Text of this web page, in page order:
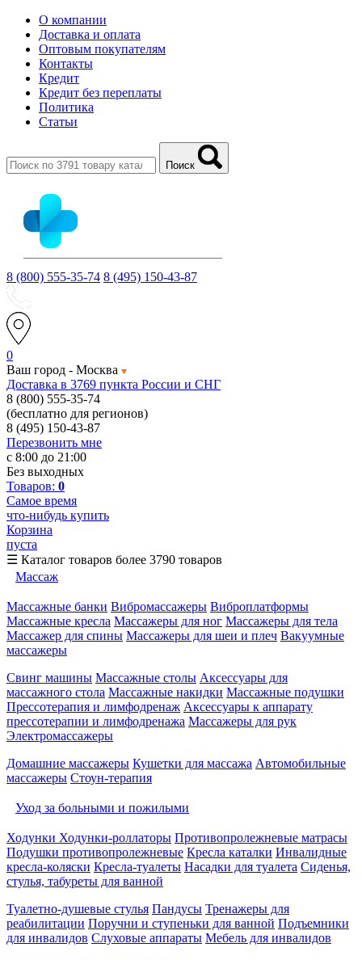
О компании
Доставка и оплата
Оптовым покупателям
Контакты
Кредит
Кредит без переплаты
Политика
Статьи
Поиск
8 (800) 555-35-74 8 (495) 150-43-87
0
Ваш город - Москва
Доставка в 3769 пункта России и СНГ
8 (800) 555-35-74
(бесплатно для регионов)
8 (495) 150-43-87
Перезвонить мне
с 8:00 до 21:00
Без выходных
Товаров: 0
Самое время
что-нибудь купить
Корзина
пуста
☰ Каталог товаров более 3790 товаров
Массаж
Массажные банки Вибромассажеры Виброплатформы
Массажные кресла Массажеры для ног Массажеры для тела
Массажер для спины Массажеры для шеи и плеч Вакуумные
массажеры
Свинг машины Массажные столы Аксессуары для
массажного стола Массажные накидки Массажные подушки
Прессотерапия и лимфодренаж Аксессуары к аппарату
прессотерапии и лимфодренажа Массажеры для рук
Электромассажеры
Домашние массажеры Кушетки для массажа Автомобильные
массажеры Стоун-терапия
Уход за больными и пожилыми
Ходунки Ходунки-роллаторы Противопролежневые матрасы
Подушки противопролежневые Кресла каталки Инвалидные
кресла-коляски Кресла-туалеты Насадки для туалета Сиденья,
стулья, табуреты для ванной
Туалетно-душевые стулья Пандусы Тренажеры для
реабилитации Поручни и ступеньки для ванной Подъемники
для инвалидов Слуховые аппараты Мебель для инвалидов